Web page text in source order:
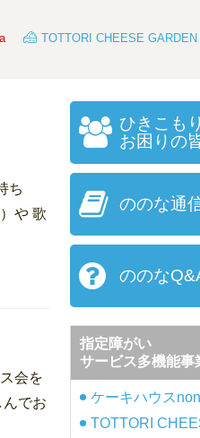
TOTTORI CHEESE GARDEN
ち
や 歌
会を
でお
ひきこも
お困りの
ののな通
ののな
指定障がい
サービス多機能事
ケーキハウス
TOTTORI